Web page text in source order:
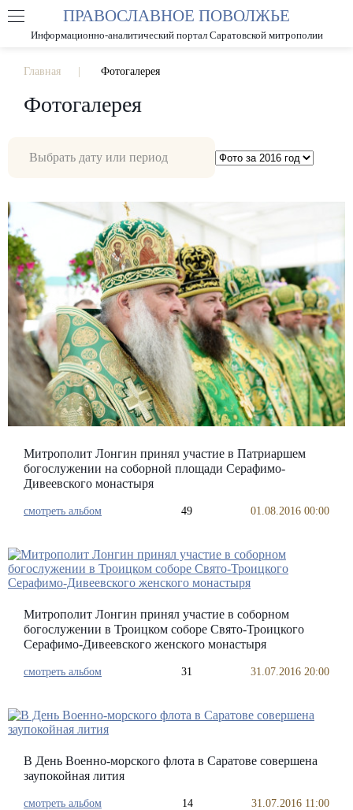
РАЗМЕР ШРИФТА А А
ПРАВОСЛАВНОЕ ПОВОЛЖЬЕ
Информационно-аналитический портал Саратовской митрополии
Главная Фотогалерея
Фотогалерея
Митрополит Лонгин принял участие в Патриаршем
богослужении на соборной площади Серафимо-
Дивеевского монастыря
смотреть альбом 49 01.08.2016 00:00
Митрополит Лонгин принял участие в соборном
богослужении в Троицком соборе Свято-Троицкого
Серафимо-Дивеевского женского монастыря
смотреть альбом 31 31.07.2016 20:00
В День Военно-морского флота в Саратове совершена
заупокойная лития
смотреть альбом 14 31.07.2016 11:00